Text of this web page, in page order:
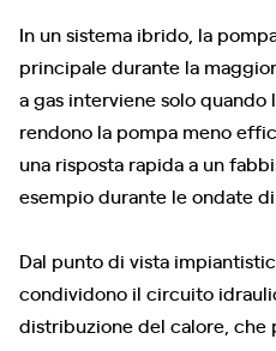
In un sistema ibrido, la
principale durante la
a gas interviene solo
rendono la pompa meno
una risposta rapida a un
esempio durante le ondate
Dal punto di vista
condividono il circuito
distribuzione del calore, che